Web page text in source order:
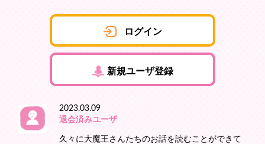
ログイン
新規ユーザ登録
2023.03.09
退会済みユーザ
久々に大魔王さんたちのお話を読むことができて